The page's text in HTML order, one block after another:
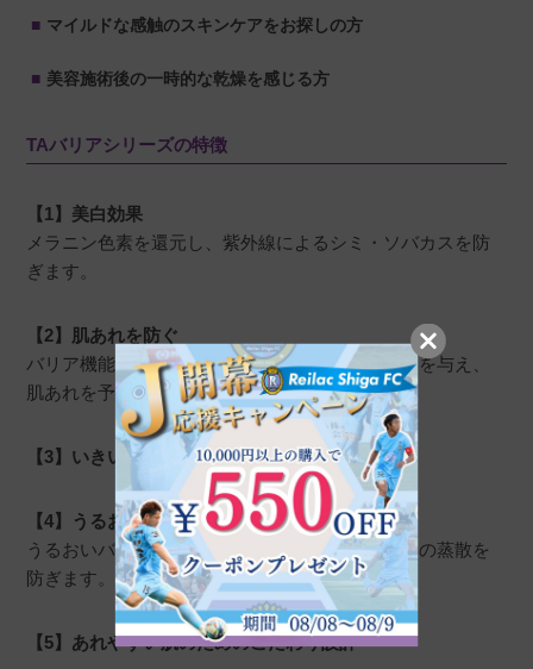
マイルドな感触のスキンケアをお探しの方
美容施術後の一時的な乾燥を感じる方
TAバリアシリーズの特徴
【1】美白効果
メラニン色素を還元し、紫外線によるシミ・ソバカスを防
ぎます。
【2】肌あれを防ぐ
バリア機能が低下した角層にたっぷりとうるおいを与え、
肌あれを予防します。
【3】いきいきと弾むような透明感のある肌に
【4】うるおいを外へ逃がさない
うるおいバリアを形成し、肌内水分（うるおい）の蒸散を
防ぎます。
【5】あれやすい肌のためのこだわり設計